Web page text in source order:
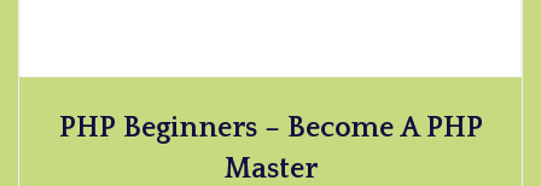
PHP Beginners – Become A PHP
Master